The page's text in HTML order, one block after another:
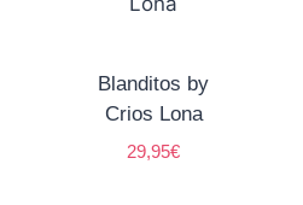
Blanditos by
Crios Lona
29,95€